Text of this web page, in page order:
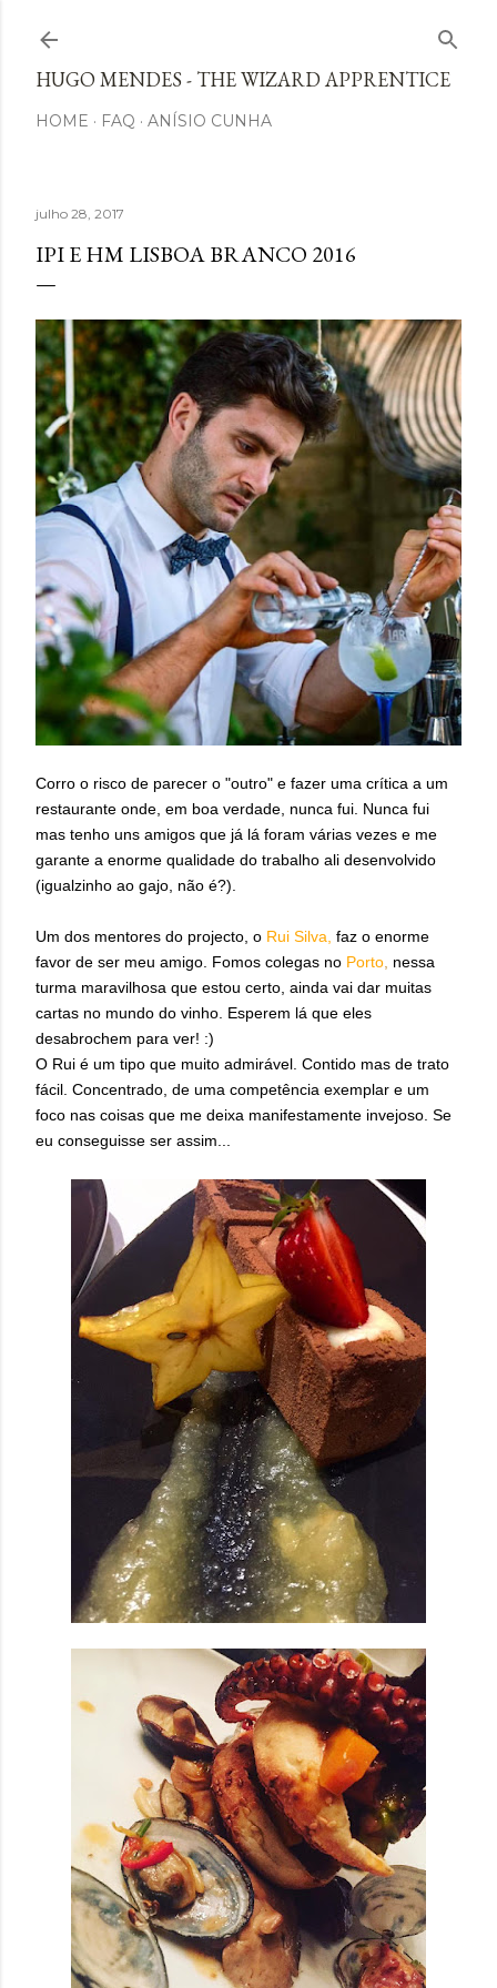
HUGO MENDES - THE WIZARD APPRENTICE
HOME FAQ ANÍSIO CUNHA
julho 28, 2017
IPI E HM LISBOA BRANCO 2016
Corro o risco de parecer o "outro" e fazer uma crítica a um
restaurante onde, em boa verdade, nunca fui. Nunca fui
mas tenho uns amigos que já lá foram várias vezes e me
garante a enorme qualidade do trabalho ali desenvolvido
(igualzinho ao gajo, não é?).
Um dos mentores do projecto, o Rui Silva faz o enorme
favor de ser meu amigo. Fomos colegas no Porto nessa
turma maravilhosa que estou certo, ainda vai dar muitas
cartas no mundo do vinho. Esperem lá que eles
desabrochem para ver! :)
O Rui é um tipo que muito admirável. Contido mas de trato
fácil. Concentrado, de uma competência exemplar e um
foco nas coisas que me deixa manifestamente invejoso. Se
eu conseguisse ser assim...